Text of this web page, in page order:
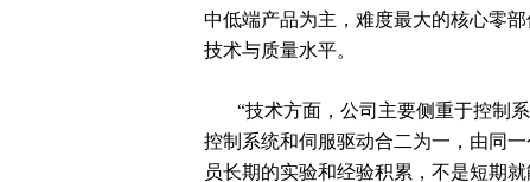
中低端产品为主，难度最大的核心零
技术与质量水平。
“技术方面，公司主要侧重于控制
控制系统和伺服驱动合二为一，由同
员长期的实验和经验积累，不是短期